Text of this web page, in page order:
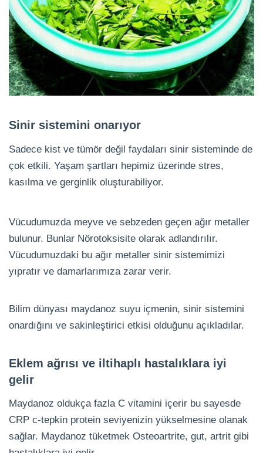
Sinir sistemini onarıyor
Sadece kist ve tümör değil faydaları sinir sisteminde de
çok etkili. Yaşam şartları hepimiz üzerinde stres,
kasılma ve gerginlik oluşturabiliyor.
Vücudumuzda meyve ve sebzeden geçen ağır metaller
bulunur. Bunlar Nörotoksisite olarak adlandırılır.
Vücudumuzdaki bu ağır metaller sinir sistemimizi
yıpratır ve damarlarımıza zarar verir.
Bilim dünyası maydanoz suyu içmenin, sinir sistemini
onardığını ve sakinleştirici etkisi olduğunu açıkladılar.
Eklem ağrısı ve iltihaplı hastalıklara iyi
gelir
Maydanoz oldukça fazla C vitamini içerir bu sayesde
CRP c-tepkin protein seviyenizin yükselmesine olanak
sağlar. Maydanoz tüketmek Osteoartrite, gut, artrit gibi